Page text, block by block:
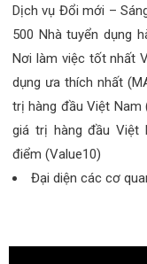
Dịch vụ Đổi mới –
500 Nhà tuyển dụng
Nơi làm việc tốt nhất
dụng ưa thích nhất
trị hàng đầu Việt Nam
giá trị hàng đầu Việt
điểm (Value10)
Đại diện các cơ